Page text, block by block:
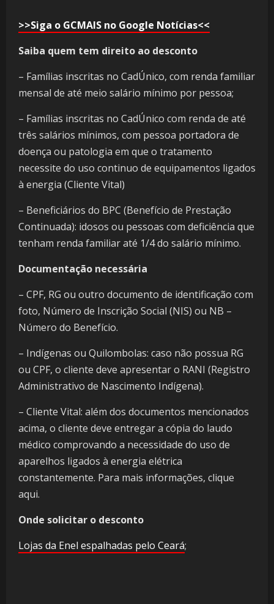
>>Siga o GCMAIS no Google Notícias<<
Saiba quem tem direito ao desconto
– Famílias inscritas no CadÚnico, com renda familiar
mensal de até meio salário mínimo por pessoa;
– Famílias inscritas no CadÚnico com renda de até
três salários mínimos, com pessoa portadora de
doença ou patologia em que o tratamento
necessite do uso continuo de equipamentos ligados
à energia (Cliente Vital)
– Beneficiários do BPC (Benefício de Prestação
Continuada): idosos ou pessoas com deficiência que
tenham renda familiar até 1/4 do salário mínimo.
Documentação necessária
– CPF, RG ou outro documento de identificação com
foto, Número de Inscrição Social (NIS) ou NB –
Número do Benefício.
– Indígenas ou Quilombolas: caso não possua RG
ou CPF, o cliente deve apresentar o RANI (Registro
Administrativo de Nascimento Indígena).
– Cliente Vital: além dos documentos mencionados
acima, o cliente deve entregar a cópia do laudo
médico comprovando a necessidade do uso de
aparelhos ligados à energia elétrica
constantemente. Para mais informações, clique
aqui.
Onde solicitar o desconto
Lojas da Enel espalhadas pelo Ceará;